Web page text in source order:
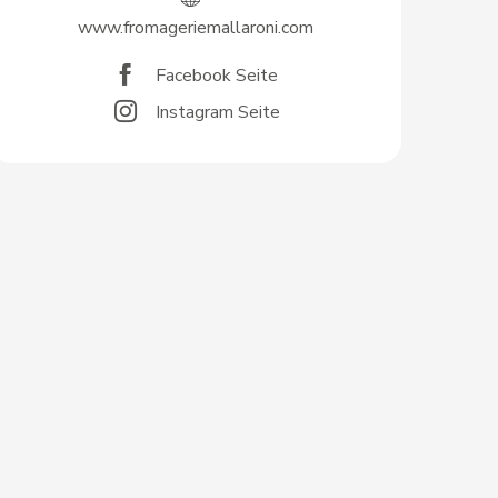
www.fromageriemallaroni.com
Facebook Seite
Instagram Seite